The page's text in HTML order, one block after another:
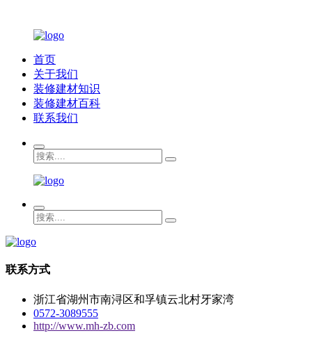
首页
关于我们
装修建材知识
装修建材百科
联系我们
联系方式
浙江省湖州市南浔区和孚镇云北村牙家湾
0572-3089555
http://www.mh-zb.com